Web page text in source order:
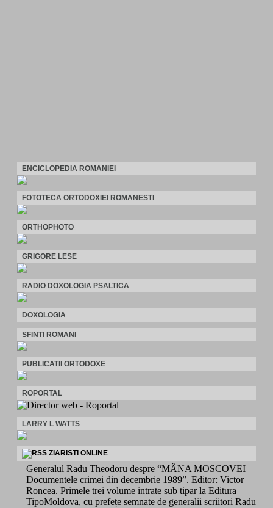
ENCICLOPEDIA ROMANIEI
FOTOTECA ORTODOXIEI ROMANESTI
ORTHOPHOTO
GRIGORE LESE
RADIO DOXOLOGIA PSALTICA
DOXOLOGIA
SFINTI ROMANI
PUBLICATII ORTODOXE
ROPORTAL
LARRY L WATTS
ZIARISTI ONLINE
Generalul Radu Theodoru despre “MÂNA MOSCOVEI –
Documentele crimei din decembrie 1989”. Editor: Victor
Roncea. Primele trei volume intrate sub tipar la Editura
TipoMoldova, cu prefețe semnate de generalii scriitori Radu